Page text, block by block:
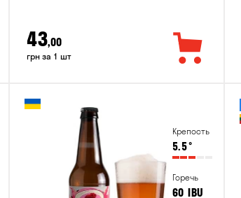
43,00
грн за 1 шт
Крепость
5.5°
Горечь
60 IBU